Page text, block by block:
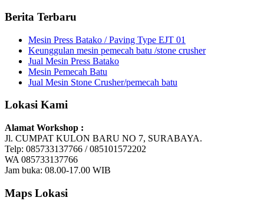
Berita Terbaru
Mesin Press Batako / Paving Type EJT 01
Keunggulan mesin pemecah batu /stone crusher
Jual Mesin Press Batako
Mesin Pemecah Batu
Jual Mesin Stone Crusher/pemecah batu
Lokasi Kami
Alamat Workshop :
Jl. CUMPAT KULON BARU NO 7, SURABAYA.
Telp: 085733137766 / 085101572202
WA 085733137766
Jam buka: 08.00-17.00 WIB
Maps Lokasi